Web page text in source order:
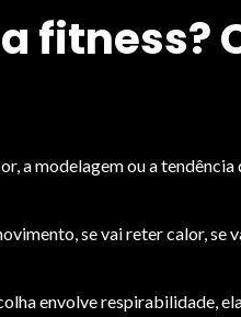
fitness?
a modelagem ou a
se vai reter calor, se
envolve respirabilidade,